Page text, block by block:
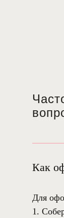
Как
Для
1.